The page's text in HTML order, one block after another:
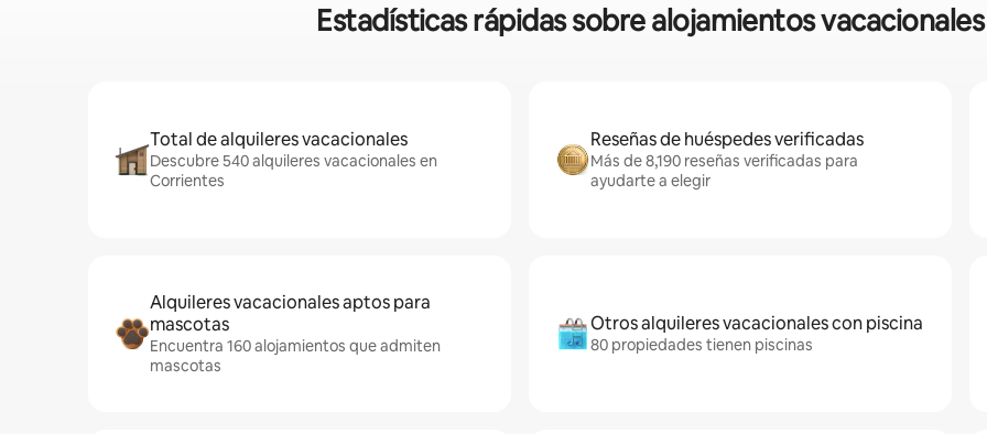
Estadísticas rápidas sobre alojamientos
Total de alquileres vacacionales
Descubre 540 alquileres vacacionales en
Corrientes
Reseñas de huéspedes verificadas
Más de 8,190 reseñas verificadas para
ayudarte a elegir
Alquileres vacacionales aptos para
mascotas
Encuentra 160 alojamientos que admiten
mascotas
Otros alquileres vacacionales con piscina
80 propiedades tienen piscinas